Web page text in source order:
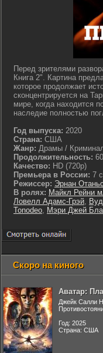
Перед зрителями
Книга 2". Картина
которое продолжает
сконцентрируется на
мире, когда находится
наследие полностью
Год выпуска: 2020
Страна: США
Жанр: Драмы /
Продолжительность:
Качество: HD (720p)
Премьера в России: 7
Режиссер: Эрнан
В ролях: Майкл Рейни
Ловелл Адамс-Грэй,
Tonodeo, Мэри Джей
Скоро на киного
Аватар:
Джейк Салли
Год: 2025
Страна: США